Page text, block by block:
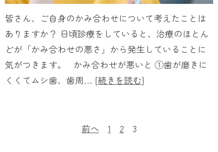
皆さん、ご自身のかみ合わせについて考えたことは
ありますか？ 日頃診療をしていると、治療のほとん
どが「かみ合わせの悪さ」から発生していることに
気がつきます。 かみ合わせが悪いと ①歯が磨きに
くくてムシ歯、歯周… [続きを読む]
前へ 1 2 3